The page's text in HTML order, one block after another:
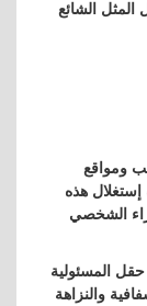
الشائع
ومواقع
إستغلال هذه
الشخصي
المسئولية
والنزاهة